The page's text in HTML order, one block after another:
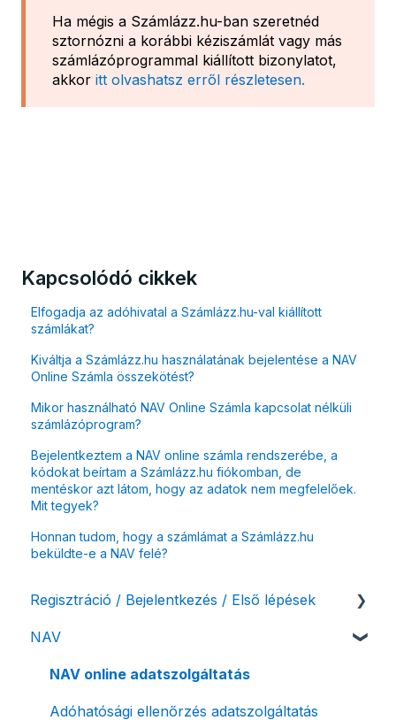
Ha mégis a Számlázz.hu-ban szeretnéd
sztornózni a korábbi kéziszámlát vagy más
számlázóprogrammal kiállított bizonylatot,
akkor itt olvashatsz erről részletesen.
Kapcsolódó cikkek
Elfogadja az adóhivatal a Számlázz.hu-val kiállított
számlákat?
Kiváltja a Számlázz.hu használatának bejelentése a NAV
Online Számla összekötést?
Mikor használható NAV Online Számla kapcsolat nélküli
számlázóprogram?
Bejelentkeztem a NAV online számla rendszerébe, a
kódokat beírtam a Számlázz.hu fiókomban, de
mentéskor azt látom, hogy az adatok nem megfelelőek.
Mit tegyek?
Honnan tudom, hogy a számlámat a Számlázz.hu
beküldte-e a NAV felé?
Regisztráció / Bejelentkezés / Első lépések
Felhasználó beállításai
Számlázási fiók kezdő beállításai, első lépések
NAV
NAV online adatszolgáltatás
Adóhatósági ellenőrzés adatszolgáltatás